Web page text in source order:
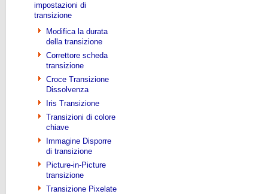
impostazioni di
transizione
Modifica la durata
della transizione
Correttore scheda
transizione
Croce Transizione
Dissolvenza
Iris Transizione
Transizioni di colore
chiave
Immagine Disporre
di transizione
Picture-in-Picture
transizione
Transizione Pixelate